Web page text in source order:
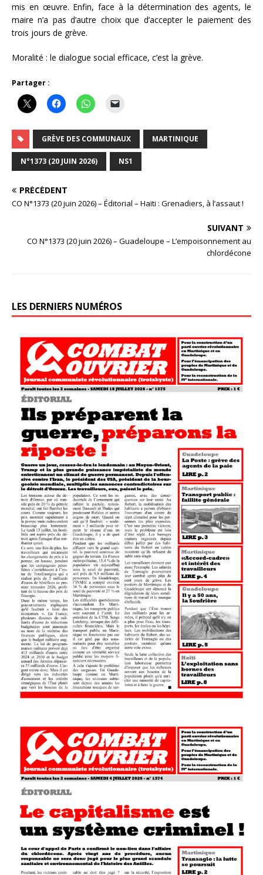
mis en œuvre. Enfin, face à la détermination des agents, le
maire n’a pas d’autre choix que d’accepter le paiement des
trois jours de grève.
Moralité : le dialogue social efficace, c’est la grève.
Partager :
GRÈVE DES COMMUNAUX MARTINIQUE
N°1373 (20 JUIN 2026) NS1
PRÉCÉDENT
CO N°1373 (20 juin 2026) – Éditorial – Haïti : Grenadiers, à l’assaut !
SUIVANT
CO N°1373 (20 juin 2026) – Guadeloupe – L’empoisonnement au
chlordécone
LES DERNIERS NUMÉROS